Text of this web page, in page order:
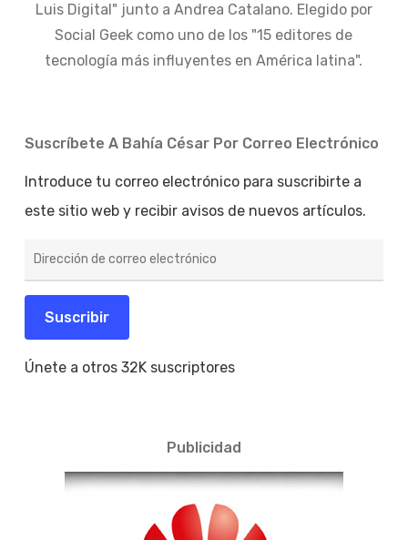
Luis Digital" junto a Andrea Catalano. Elegido por
Social Geek como uno de los "15 editores de
tecnología más influyentes en América latina".
Suscríbete A Bahía César Por Correo Electrónico
Introduce tu correo electrónico para suscribirte a
este sitio web y recibir avisos de nuevos artículos.
de
electrónico
Suscribir
Únete a otros 32K suscriptores
Publicidad